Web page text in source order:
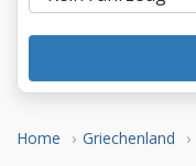
Home Griechenland